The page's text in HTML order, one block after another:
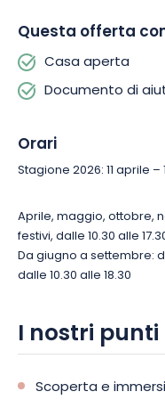
Questa offerta
Casa aperta
Documento di
Orari
Stagione 2026: 11 aprile
Aprile, maggio, ottobre,
festivi, dalle 10.30 alle
Da giugno a settembre:
dalle 10.30 alle 18.30
I nostri
Scoperta e